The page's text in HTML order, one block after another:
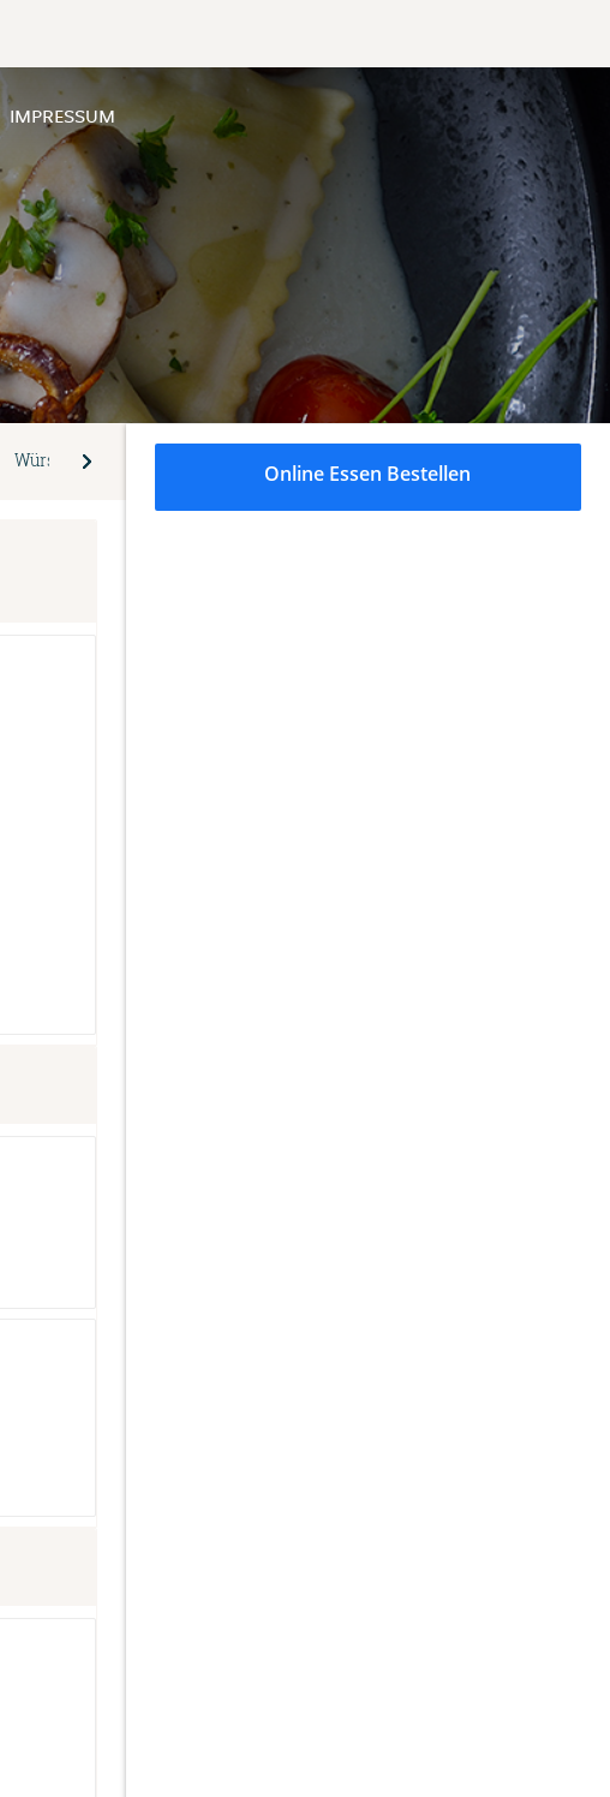
IMPRESSUM
Würstl Das perfekte süße Ende Alkoholfreie
Online Essen Bestellen